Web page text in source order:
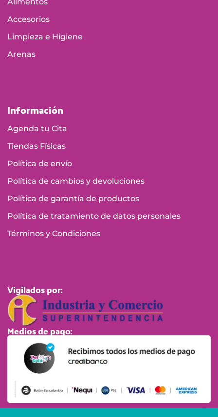
Accesorios
Limpieza e Higiene
Arenas
Información
Agenda tu Cita
Tiendas Físicas
Política de envío
Política de cambios y devoluciones
Política de garantía de productos
Política de tratamiento de datos personales
Términos y Condiciones
Vigilados por:
Medios de pago: